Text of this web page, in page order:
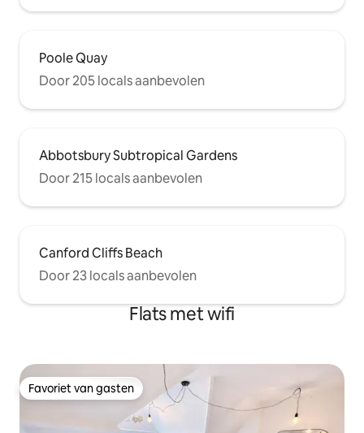
Poole Quay
Door 205 locals aanbevolen
Abbotsbury Subtropical Gardens
Door 215 locals aanbevolen
Canford Cliffs Beach
Door 23 locals aanbevolen
Flats met wifi
Favoriet van gasten
Favoriet van gasten